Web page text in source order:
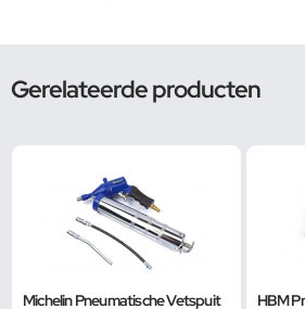
Gerelateerde producten
Michelin Pneumatische Vetspuit HBM